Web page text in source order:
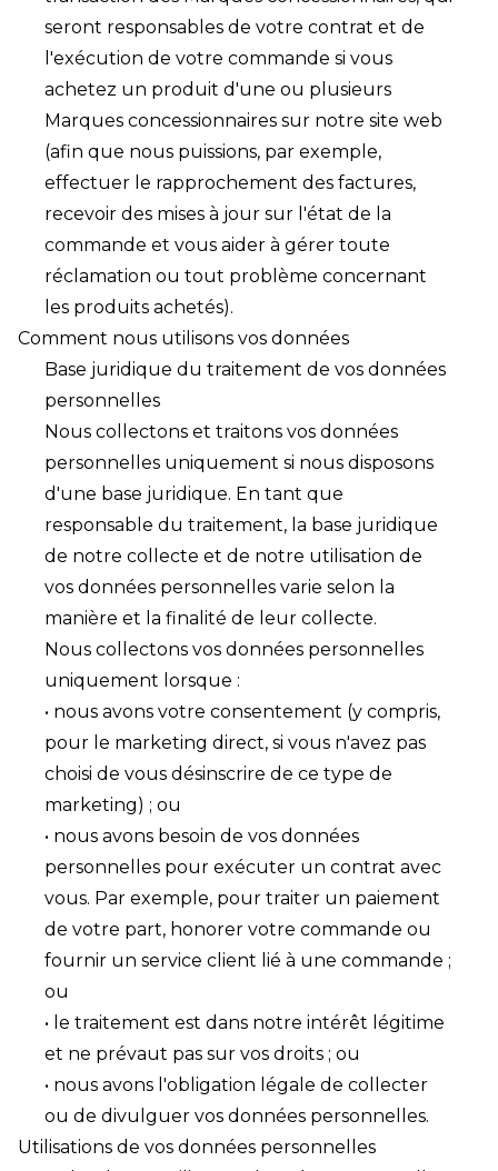
seront responsables de votre contrat et de
l'exécution de votre commande si vous
achetez un produit d'une ou plusieurs
Marques concessionnaires sur notre site web
(afin que nous puissions, par exemple,
effectuer le rapprochement des factures,
recevoir des mises à jour sur l'état de la
commande et vous aider à gérer toute
réclamation ou tout problème concernant
les produits achetés).
Comment nous utilisons vos données
Base juridique du traitement de vos données
personnelles
Nous collectons et traitons vos données
personnelles uniquement si nous disposons
d'une base juridique. En tant que
responsable du traitement, la base juridique
de notre collecte et de notre utilisation de
vos données personnelles varie selon la
manière et la finalité de leur collecte.
Nous collectons vos données personnelles
uniquement lorsque :
• nous avons votre consentement (y compris,
pour le marketing direct, si vous n'avez pas
choisi de vous désinscrire de ce type de
marketing) ; ou
• nous avons besoin de vos données
personnelles pour exécuter un contrat avec
vous. Par exemple, pour traiter un paiement
de votre part, honorer votre commande ou
fournir un service client lié à une commande ;
ou
• le traitement est dans notre intérêt légitime
et ne prévaut pas sur vos droits ; ou
• nous avons l'obligation légale de collecter
ou de divulguer vos données personnelles.
Utilisations de vos données personnelles